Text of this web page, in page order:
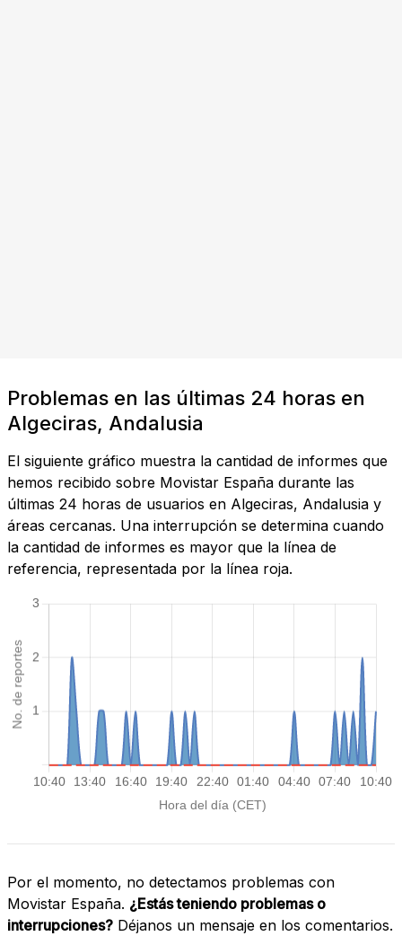
Problemas en las últimas 24 horas en
Algeciras, Andalusia
El siguiente gráfico muestra la cantidad de informes que
hemos recibido sobre Movistar España durante las
últimas 24 horas de usuarios en Algeciras, Andalusia y
áreas cercanas. Una interrupción se determina cuando
la cantidad de informes es mayor que la línea de
referencia, representada por la línea roja.
Por el momento, no detectamos problemas con
Movistar España. ¿Estás teniendo problemas o
interrupciones? Déjanos un mensaje en los comentarios.